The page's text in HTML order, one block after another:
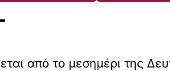
από το μεσημέρι της